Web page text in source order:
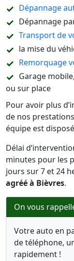
Dépannage
Dépannage
Transport de
la mise du
Remorquage
Garage
ou sur place
Pour avoir plus
de nos
équipe est
Délai
minutes pour les
jours sur 7 et 24
agréé à Bièvres.
On vous
Votre auto en
de téléphone,
rapidement !